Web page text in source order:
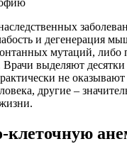
и дегенерация
мутаций, либо
Врачи выделяют
не
другие –
клеточную